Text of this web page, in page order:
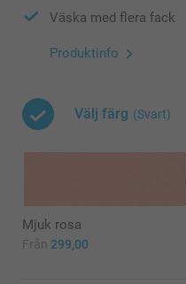
Väska med flera fack
Produktinfo
Välj färg (Svart)
Mjuk rosa
Från 299,00